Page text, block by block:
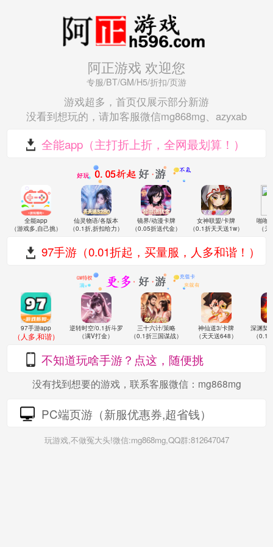
阿正游戏 欢迎您
专服/BT/GM/H5/折扣/页游
游戏超多，首页仅展示部分新游
没看到想玩的，请加客服微信mg868mg、azyxab
全能app（主打折上折，全网最划算！）
全能app
（游戏多,自己挑）
仙灵物语/各版本
（0.1折,折扣给力）
镜界/动漫卡牌
（0.05折送代金）
女神联盟/卡牌
（0.1折天天送1w）
啪啪
（
97手游（0.01折起，买量服，人多和谐！）
97手游app
（人多,和谐）
逆转时空/0.1折斗罗
（满V打金）
三十六计/策略
（0.1折三国谋战）
神仙道3/卡牌
（天天送648）
深渊契
（0.1
不知道玩啥手游？点这，随便挑
没有找到想要的游戏，联系客服微信：mg868mg
PC端页游（新服优惠券,超省钱）
玩游戏,不做冤大头!微信:mg868mg,QQ群:812647047